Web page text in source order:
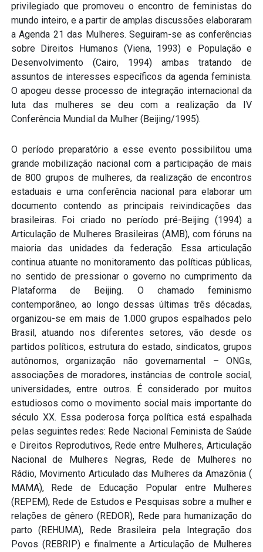
privilegiado que promoveu o encontro de feministas do
mundo inteiro, e a partir de amplas discussões elaboraram
a Agenda 21 das Mulheres. Seguiram-se as conferências
sobre Direitos Humanos (Viena, 1993) e População e
Desenvolvimento (Cairo, 1994) ambas tratando de
assuntos de interesses específicos da agenda feminista.
O apogeu desse processo de integração internacional da
luta das mulheres se deu com a realização da IV
Conferência Mundial da Mulher (Beijing/1995).
O período preparatório a esse evento possibilitou uma
grande mobilização nacional com a participação de mais
de 800 grupos de mulheres, da realização de encontros
estaduais e uma conferência nacional para elaborar um
documento contendo as principais reivindicações das
brasileiras. Foi criado no período pré-Beijing (1994) a
Articulação de Mulheres Brasileiras (AMB), com fóruns na
maioria das unidades da federação. Essa articulação
continua atuante no monitoramento das políticas públicas,
no sentido de pressionar o governo no cumprimento da
Plataforma de Beijing. O chamado feminismo
contemporâneo, ao longo dessas últimas três décadas,
organizou-se em mais de 1.000 grupos espalhados pelo
Brasil, atuando nos diferentes setores, vão desde os
partidos políticos, estrutura do estado, sindicatos, grupos
autônomos, organização não governamental – ONGs,
associações de moradores, instâncias de controle social,
universidades, entre outros. É considerado por muitos
estudiosos como o movimento social mais importante do
século XX. Essa poderosa força política está espalhada
pelas seguintes redes: Rede Nacional Feminista de Saúde
e Direitos Reprodutivos, Rede entre Mulheres, Articulação
Nacional de Mulheres Negras, Rede de Mulheres no
Rádio, Movimento Articulado das Mulheres da Amazônia (
MAMA), Rede de Educação Popular entre Mulheres
(REPEM), Rede de Estudos e Pesquisas sobre a mulher e
relações de gênero (REDOR), Rede para humanização do
parto (REHUMA), Rede Brasileira pela Integração dos
Povos (REBRIP) e finalmente a Articulação de Mulheres